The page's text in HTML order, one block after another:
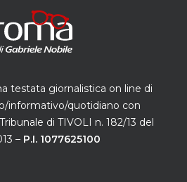
testata giornalistica on line di
informativo/quotidiano con
di TIVOLI n. 182/13 del
– P.I. 1077625100